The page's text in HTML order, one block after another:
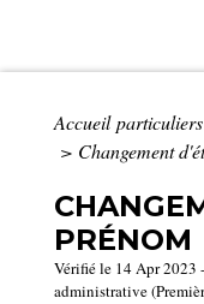
Accueil particuliers
> Changement
PRÉNOM
Vérifié le 14 Apr 2023
administrative